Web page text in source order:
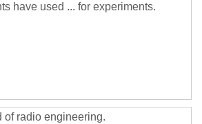
have used ... for experiments.
of radio engineering.